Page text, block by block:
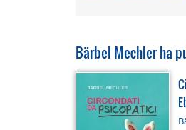
Bärbel Mechler ha